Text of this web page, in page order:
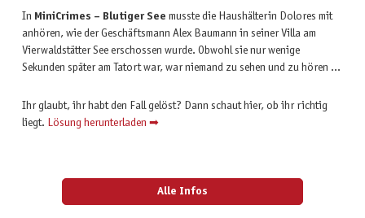
In MiniCrimes – Blutiger See musste die Haushälterin Dolores mit
anhören, wie der Geschäftsmann Alex Baumann in seiner Villa am
Vierwaldstätter See erschossen wurde. Obwohl sie nur wenige
Sekunden später am Tatort war, war niemand zu sehen und zu hören …
Ihr glaubt, ihr habt den Fall gelöst? Dann schaut hier, ob ihr richtig
liegt. Lösung herunterladen ➡
Alle Infos